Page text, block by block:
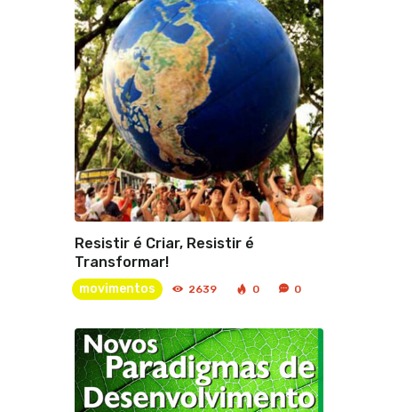
Resistir é Criar, Resistir é
Transformar!
movimentos 2639 0 0